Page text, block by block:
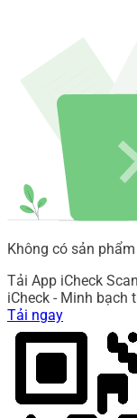
Không có sản
Tải App iCheck Scan
iCheck - Minh bạch
Tải ngay